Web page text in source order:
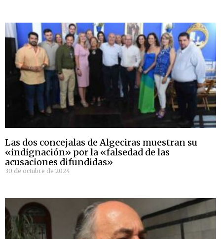
Las dos concejalas de Algeciras muestran su
«indignación» por la «falsedad de las
acusaciones difundidas»
30 de octubre de 2024